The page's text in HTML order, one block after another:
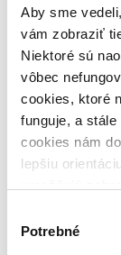
Aby sme
vám zobraziť
Niektoré sú
vôbec
cookies, ktoré
funguje, a
cookies nám
lepšiu
keby sme
súhlasu
Potrebné
Top
Novinky
Najdrahšie
Najlacnejšie
Najvyššia